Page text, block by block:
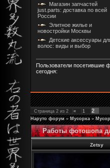
Магазин запчастей
just.parts: доставка по всей
России
Элитное жилье и
новостройки Москвы
Детские аксессуары
волос: виды и выбор
Пользователи посетившие
сегодня:
Страница 2 из 2 « 1 2
Наруто форум » Мусорка »
Работы фотошопа
Zetsy